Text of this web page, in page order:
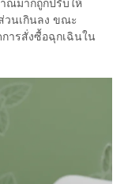
ณมากถูกปรับให้
วนเกินลง ขณะ
ารสั่งซื้อฉุกเฉินใน